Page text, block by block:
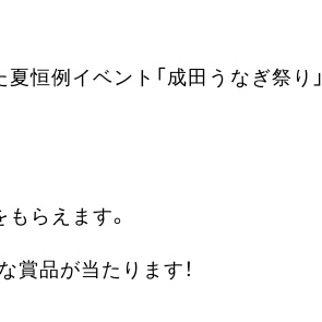
恒例イベント「成田うなぎ祭り」
らえます。
品が当たります！